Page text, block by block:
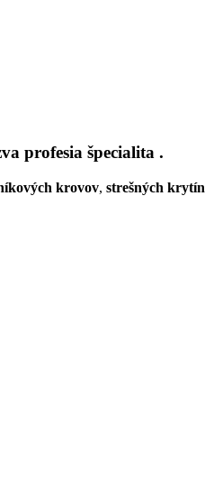
profesia špecialita .
krovov, strešných krytín